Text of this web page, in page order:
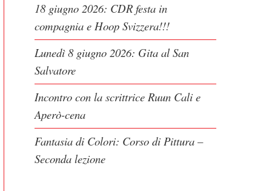
18 giugno 2026: CDR festa in
compagnia e Hoop Svizzera!!!
Lunedì 8 giugno 2026: Gita al San
Salvatore
Incontro con la scrittrice Ruun Cali e
Aperò-cena
Fantasia di Colori: Corso di Pittura –
Seconda lezione